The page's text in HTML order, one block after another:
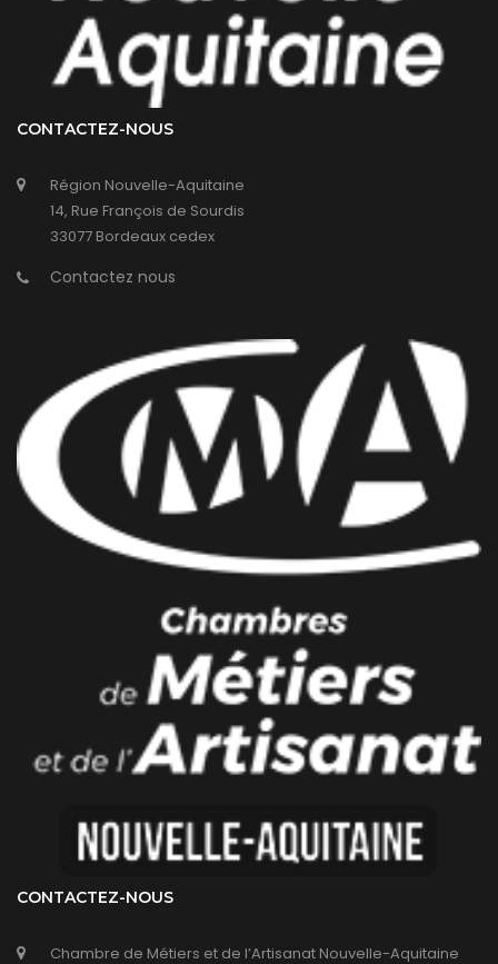
CONTACTEZ-NOUS
Région Nouvelle-Aquitaine
14, Rue François de Sourdis
33077 Bordeaux cedex
Contactez nous
CONTACTEZ-NOUS
Chambre de Métiers et de l’Artisanat Nouvelle-Aquitaine